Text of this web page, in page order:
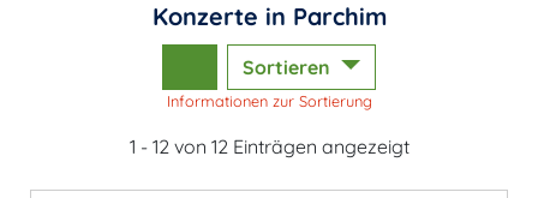
Konzerte in Parchim
Sortieren
Informationen zur Sortierung
1 - 12 von 12 Einträgen angezeigt